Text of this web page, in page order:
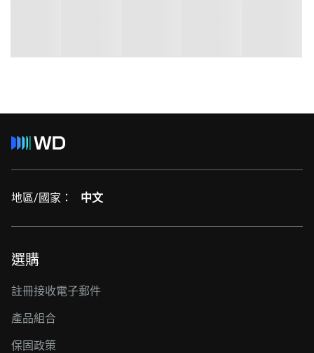
地區/國家： 中文
選購
註冊接收電子郵件
產品組合
保固政策